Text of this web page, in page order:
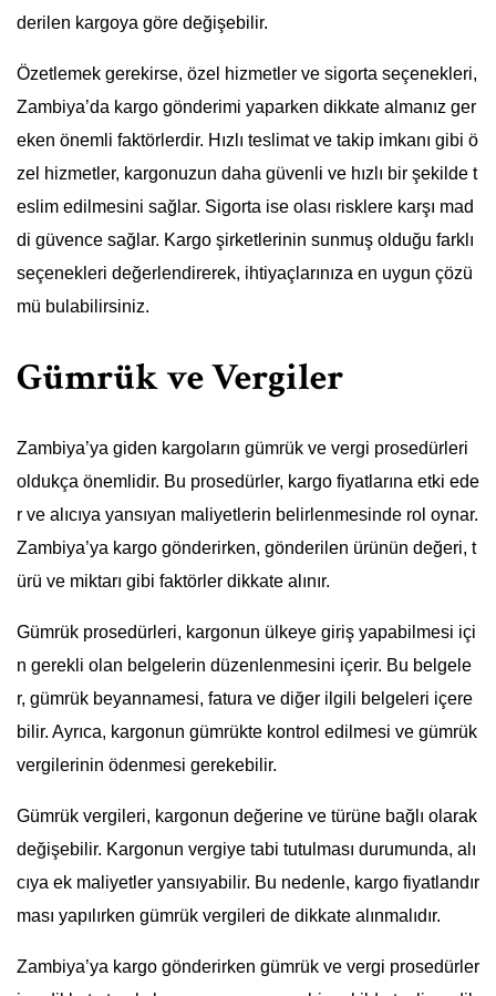
derilen kargoya göre değişebilir.
Özetlemek gerekirse, özel hizmetler ve sigorta seçenekleri,
Zambiya’da kargo gönderimi yaparken dikkate almanız ger
eken önemli faktörlerdir. Hızlı teslimat ve takip imkanı gibi ö
zel hizmetler, kargonuzun daha güvenli ve hızlı bir şekilde t
eslim edilmesini sağlar. Sigorta ise olası risklere karşı mad
di güvence sağlar. Kargo şirketlerinin sunmuş olduğu farklı
seçenekleri değerlendirerek, ihtiyaçlarınıza en uygun çözü
mü bulabilirsiniz.
Gümrük ve Vergiler
Zambiya’ya giden kargoların gümrük ve vergi prosedürleri
oldukça önemlidir. Bu prosedürler, kargo fiyatlarına etki ede
r ve alıcıya yansıyan maliyetlerin belirlenmesinde rol oynar.
Zambiya’ya kargo gönderirken, gönderilen ürünün değeri, t
ürü ve miktarı gibi faktörler dikkate alınır.
Gümrük prosedürleri, kargonun ülkeye giriş yapabilmesi içi
n gerekli olan belgelerin düzenlenmesini içerir. Bu belgele
r, gümrük beyannamesi, fatura ve diğer ilgili belgeleri içere
bilir. Ayrıca, kargonun gümrükte kontrol edilmesi ve gümrük
vergilerinin ödenmesi gerekebilir.
Gümrük vergileri, kargonun değerine ve türüne bağlı olarak
değişebilir. Kargonun vergiye tabi tutulması durumunda, alı
cıya ek maliyetler yansıyabilir. Bu nedenle, kargo fiyatlandır
ması yapılırken gümrük vergileri de dikkate alınmalıdır.
Zambiya’ya kargo gönderirken gümrük ve vergi prosedürler